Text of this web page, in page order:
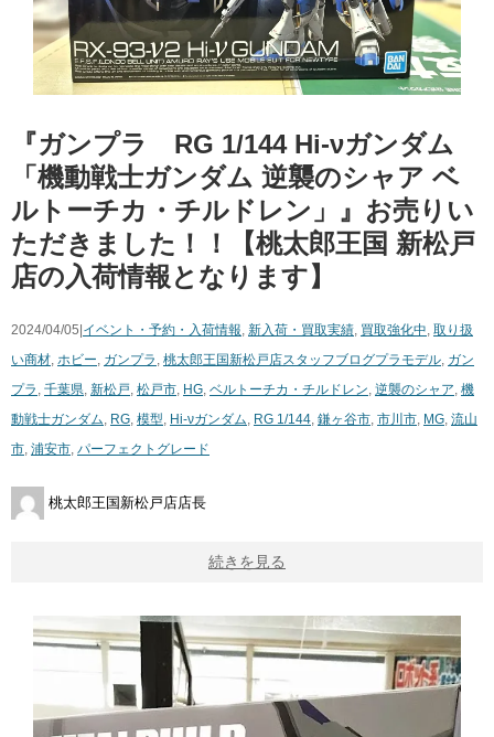
『ガンプラ RG 1/144 Hi-νガンダム
「機動戦士ガンダム 逆襲のシャア ベ
ルトーチカ・チルドレン」』お売りい
ただきました！！【桃太郎王国 新松戸
店の入荷情報となります】
2024/04/05|イベント・予約・入荷情報 新入荷・買取実績 買取強化中 取り扱
い商材 ホビー ガンプラ 桃太郎王国新松戸店スタッフブログプラモデル ガン
プラ 千葉県 新松戸 松戸市 HG ベルトーチカ・チルドレン 逆襲のシャア 機
動戦士ガンダム RG 模型 Hi-νガンダム RG 1/144 鎌ヶ谷市 市川市 MG 流山
市 浦安市 パーフェクトグレード
桃太郎王国新松戸店店長
続きを見る